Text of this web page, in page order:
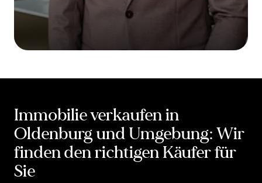
Immobilie verkaufen in
Oldenburg und Umgebung: Wir
finden den richtigen Käufer für
Sie